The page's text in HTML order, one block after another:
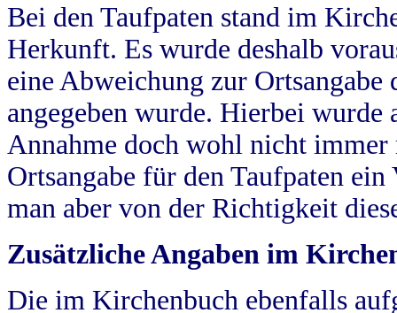
Bei den Taufpaten stand im
Herkunft. Es wurde deshalb
eine Abweichung zur
angegeben wurde. Hierbei wurde
Annahme doch wohl nicht
Ortsangabe für den Taufpaten
man aber von der Richtigkeit
Zusätzliche Angaben im
Die im Kirchenbuch ebenfalls